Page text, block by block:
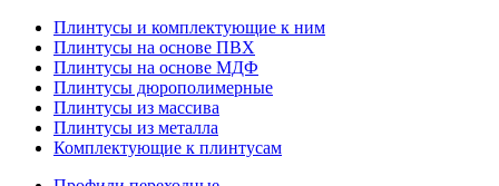
Плинтусы и комплектующие к ним
Плинтусы на основе ПВХ
Плинтусы на основе МДФ
Плинтусы дюрополимерные
Плинтусы из массива
Плинтусы из металла
Комплектующие к плинтусам